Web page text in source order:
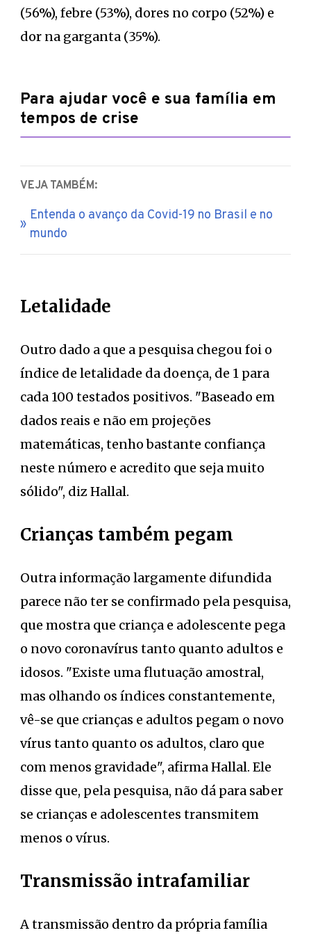
(56%), febre (53%), dores no corpo (52%) e
dor na garganta (35%).
Para ajudar você e sua família em
tempos de crise
VEJA TAMBÉM:
Entenda o avanço da Covid-19 no Brasil e no
mundo
Letalidade
Outro dado a que a pesquisa chegou foi o
índice de letalidade da doença, de 1 para
cada 100 testados positivos. "Baseado em
dados reais e não em projeções
matemáticas, tenho bastante confiança
neste número e acredito que seja muito
sólido", diz Hallal.
Crianças também pegam
Outra informação largamente difundida
parece não ter se confirmado pela pesquisa,
que mostra que criança e adolescente pega
o novo coronavírus tanto quanto adultos e
idosos. "Existe uma flutuação amostral,
mas olhando os índices constantemente,
vê-se que crianças e adultos pegam o novo
vírus tanto quanto os adultos, claro que
com menos gravidade", afirma Hallal. Ele
disse que, pela pesquisa, não dá para saber
se crianças e adolescentes transmitem
menos o vírus.
Transmissão intrafamiliar
A transmissão dentro da própria família